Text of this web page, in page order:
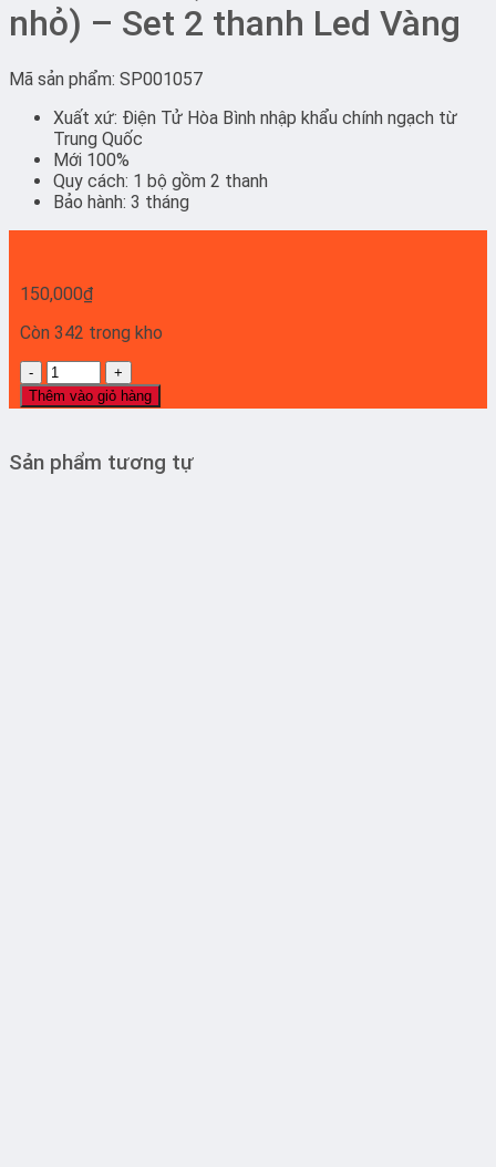
nhỏ) – Set 2 thanh Led Vàng
Mã sản phẩm: SP001057
Xuất xứ: Điện Tử Hòa Bình nhập khẩu chính ngạch từ
Trung Quốc
Mới 100%
Quy cách: 1 bộ gồm 2 thanh
Bảo hành: 3 tháng
150,000₫
Còn 342 trong kho
43Q60TAK
(
dual
thanh
nhỏ)
Thêm vào giỏ hàng
Sản phẩm tương tự